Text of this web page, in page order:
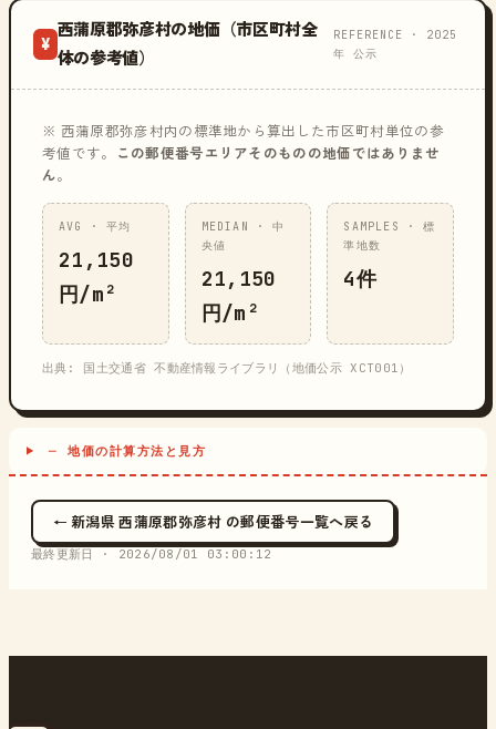
¥
西蒲原郡弥彦村の地価（市区町村全
体の参考値）
REFERENCE · 2025
年 公示
※ 西蒲原郡弥彦村内の標準地から算出した市区町村単位の参
考値です。
この郵便番号エリアそのものの地価ではありませ
ん。
AVG · 平均
21,150
円/m²
MEDIAN · 中
央値
21,150
円/m²
SAMPLES · 標
準地数
4件
出典: 国土交通省 不動産情報ライブラリ（地価公示 XCT001）
─ 地価の計算方法と見方
← 新潟県 西蒲原郡弥彦村 の郵便番号一覧へ戻る
最終更新日 · 2026/08/01 03:00:12